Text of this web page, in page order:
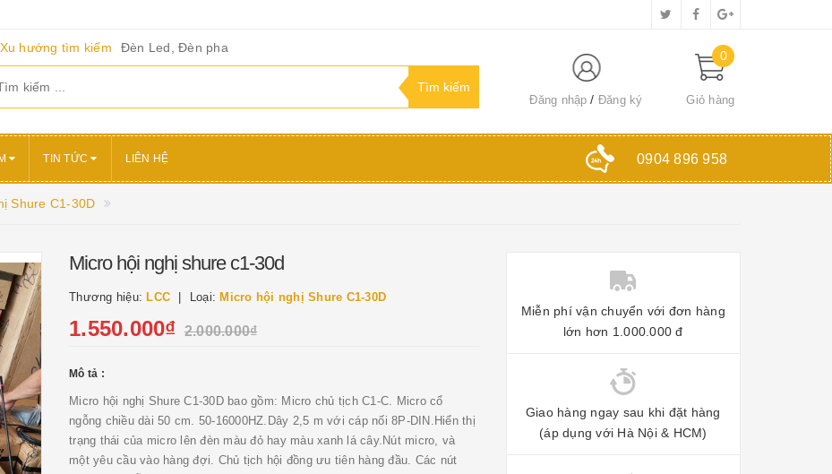
Xu hướng tìm kiếm Đèn Led, Đèn pha
Đăng nhập Đăng ký
0
Giỏ hàng
TIN TỨC LIÊN HỆ 0904 896 958
Shure C1-30D
Micro hội nghị shure c1-30d
Thương hiệu: LCC Loại: Micro hội nghị Shure C1-30D
1.550.000₫ 2.000.000₫
Mô tả :
Micro hội nghị Shure C1-30D bao gồm: Micro chủ tịch C1-C. Micro cổ
ngỗng chiều dài 50 cm. 50-16000HZ.Dây 2,5 m với cáp nối 8P-DIN.Hiển thị
trạng thái của micro lên đèn màu đỏ hay màu xanh lá cây.Nút micro, và
một yêu cầu vào hàng đợi. Chủ tịch hội đồng ưu tiên hàng đầu. Các nút
Miễn phí vận chuyển với đơn hàng
lớn hơn 1.000.000 đ
Giao hàng ngay sau khi đặt hàng
(áp dụng với Hà Nội & HCM)